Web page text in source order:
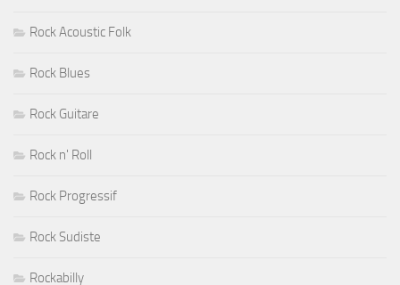
Rock Acoustic Folk
Rock Blues
Rock Guitare
Rock n' Roll
Rock Progressif
Rock Sudiste
Rockabilly